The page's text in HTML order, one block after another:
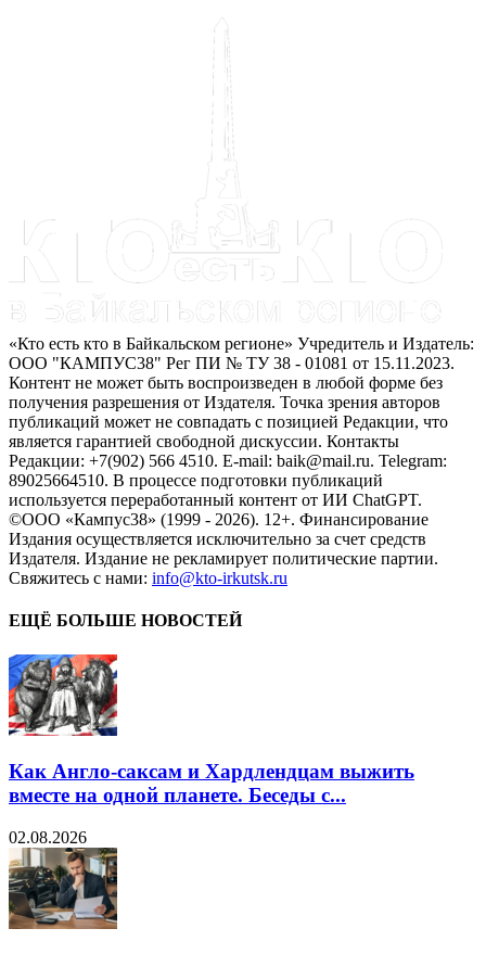
«Кто есть кто в Байкальском регионе» Учредитель и Издатель:
ООО "КАМПУС38" Рег ПИ № ТУ 38 - 01081 от 15.11.2023.
Контент не может быть воспроизведен в любой форме без
получения разрешения от Издателя. Точка зрения авторов
публикаций может не совпадать с позицией Редакции, что
является гарантией свободной дискуссии. Контакты
Редакции: +7(902) 566 4510. E-mail: baik@mail.ru. Telegram:
89025664510. В процессе подготовки публикаций
используется переработанный контент от ИИ ChatGPT.
©ООО «Кампус38» (1999 - 2026). 12+. Финансирование
Издания осуществляется исключительно за счет средств
Издателя. Издание не рекламирует политические партии.
Свяжитесь с нами: info@kto-irkutsk.ru
ЕЩЁ БОЛЬШЕ НОВОСТЕЙ
Как Англо-саксам и Хардлендцам выжить
вместе на одной планете. Беседы с...
02.08.2026